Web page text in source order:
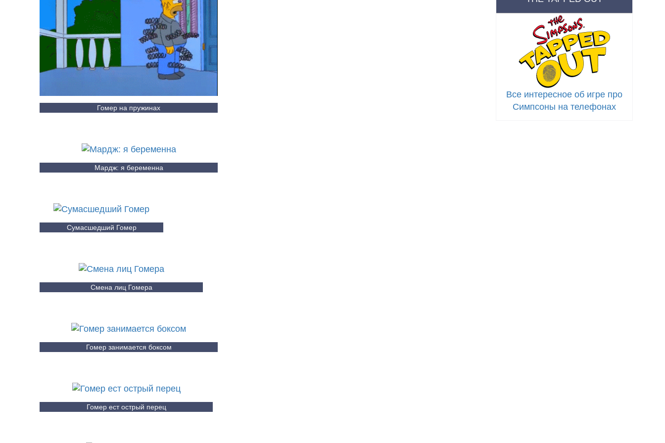
Гомер на пружинах
Мардж: я беременна
Сумасшедший Гомер
Смена лиц Гомера
Гомер занимается боксом
Гомер ест острый перец
Все интересное об игре про
Симпсоны на телефонах